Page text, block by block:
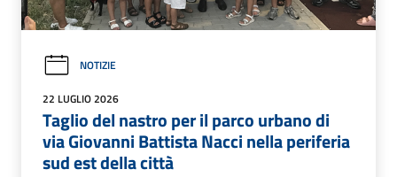
NOTIZIE
22 LUGLIO 2026
Taglio del nastro per il parco urbano di
via Giovanni Battista Nacci nella periferia
sud est della città